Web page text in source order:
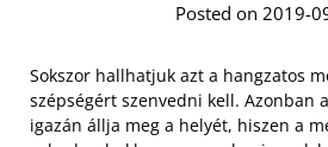
Posted on 2019-
Sokszor hallhatjuk azt a hangzatos
szépségért szenvedni kell. Azonban
igazán állja meg a helyét, hiszen a